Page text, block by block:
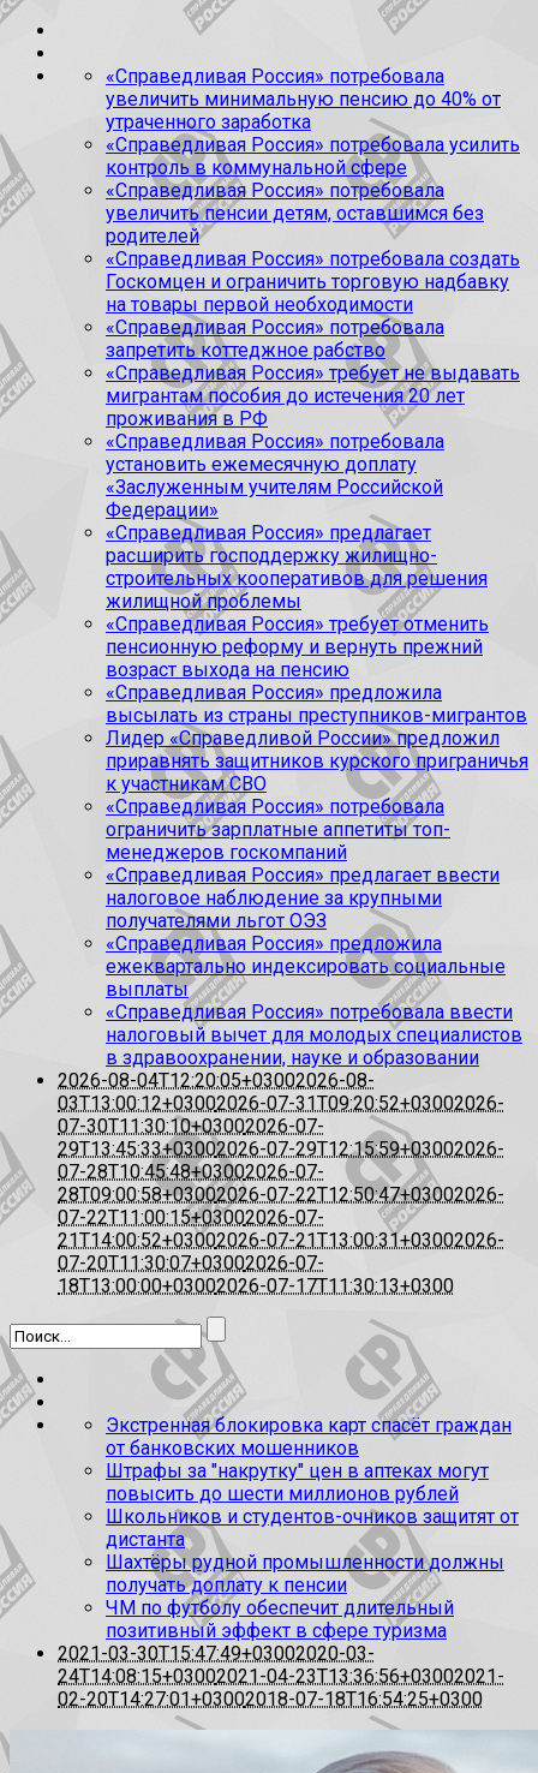
«Справедливая Россия» потребовала
увеличить минимальную пенсию до 40% от
утраченного заработка
«Справедливая Россия» потребовала усилить
контроль в коммунальной сфере
«Справедливая Россия» потребовала
увеличить пенсии детям, оставшимся без
родителей
«Справедливая Россия» потребовала создать
Госкомцен и ограничить торговую надбавку
на товары первой необходимости
«Справедливая Россия» потребовала
запретить коттеджное рабство
«Справедливая Россия» требует не выдавать
мигрантам пособия до истечения 20 лет
проживания в РФ
«Справедливая Россия» потребовала
установить ежемесячную доплату
«Заслуженным учителям Российской
Федерации»
«Справедливая Россия» предлагает
расширить господдержку жилищно-
строительных кооперативов для решения
жилищной проблемы
«Справедливая Россия» требует отменить
пенсионную реформу и вернуть прежний
возраст выхода на пенсию
«Справедливая Россия» предложила
высылать из страны преступников-мигрантов
Лидер «Справедливой России» предложил
приравнять защитников курского приграничья
к участникам СВО
«Справедливая Россия» потребовала
ограничить зарплатные аппетиты топ-
менеджеров госкомпаний
«Справедливая Россия» предлагает ввести
налоговое наблюдение за крупными
получателями льгот ОЭЗ
«Справедливая Россия» предложила
ежеквартально индексировать социальные
выплаты
«Справедливая Россия» потребовала ввести
налоговый вычет для молодых специалистов
в здравоохранении, науке и образовании
2026-08-04T12:20:05+03002026-08-
03T13:00:12+03002026-07-31T09:20:52+03002026-
07-30T11:30:10+03002026-07-
29T13:45:33+03002026-07-29T12:15:59+03002026-
07-28T10:45:48+03002026-07-
28T09:00:58+03002026-07-22T12:50:47+03002026-
07-22T11:00:15+03002026-07-
21T14:00:52+03002026-07-21T13:00:31+03002026-
07-20T11:30:07+03002026-07-
18T13:00:00+03002026-07-17T11:30:13+0300
Экстренная блокировка карт спасёт граждан
от банковских мошенников
Штрафы за "накрутку" цен в аптеках могут
повысить до шести миллионов рублей
Школьников и студентов-очников защитят от
дистанта
Шахтёры рудной промышленности должны
получать доплату к пенсии
ЧМ по футболу обеспечит длительный
позитивный эффект в сфере туризма
2021-03-30T15:47:49+03002020-03-
24T14:08:15+03002021-04-23T13:36:56+03002021-
02-20T14:27:01+03002018-07-18T16:54:25+0300